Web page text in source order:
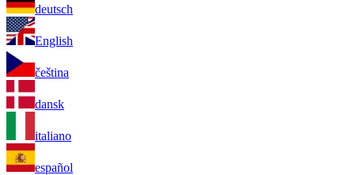
deutsch
English
čeština
dansk
italiano
español